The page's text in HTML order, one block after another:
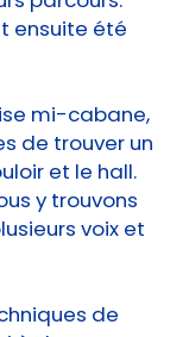
ensuite été
mi-cabane,
de trouver un
et le hall.
y trouvons
voix et
de